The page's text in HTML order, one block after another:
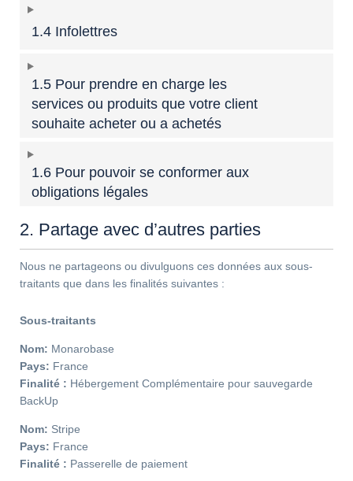
1.4 Infolettres
1.5 Pour prendre en charge les
services ou produits que votre client
souhaite acheter ou a achetés
1.6 Pour pouvoir se conformer aux
obligations légales
2. Partage avec d’autres parties
Nous ne partageons ou divulguons ces données aux sous-
traitants que dans les finalités suivantes :
Sous-traitants
Nom: Monarobase
Pays: France
Finalité : Hébergement Complémentaire pour sauvegarde
BackUp
Nom: Stripe
Pays: France
Finalité : Passerelle de paiement